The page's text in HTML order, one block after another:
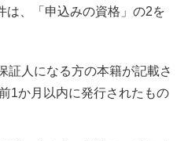
は、「申込みの資格」の2を
証人になる方の本籍が記載さ
1か月以内に発行されたもの